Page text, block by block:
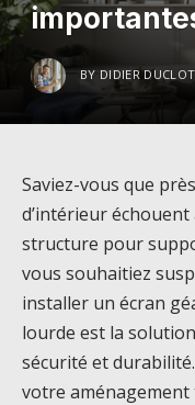
BY DIDIER DUCLOT
Saviez-vous que
d’intérieur échouent
structure pour
vous souhaitiez
installer un écran
lourde est la
sécurité et
votre